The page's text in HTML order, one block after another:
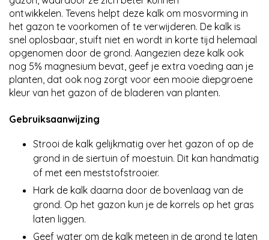
ontwikkelen. Tevens helpt deze kalk om mosvorming in
het gazon te voorkomen of te verwijderen. De kalk is
snel oplosbaar, stuift niet en wordt in korte tijd helemaal
opgenomen door de grond. Aangezien deze kalk ook
nog 5% magnesium bevat, geef je extra voeding aan je
planten, dat ook nog zorgt voor een mooie diepgroene
kleur van het gazon of de bladeren van planten.
Gebruiksaanwijzing
Strooi de kalk gelijkmatig over het gazon of op de
grond in de siertuin of moestuin. Dit kan handmatig
of met een meststofstrooier.
Hark de kalk daarna door de bovenlaag van de
grond. Op het gazon kun je de korrels op het gras
laten liggen.
Geef water om de kalk meteen in de grond te laten